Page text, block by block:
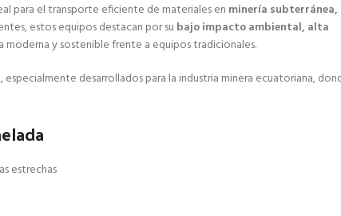
para el transporte eficiente de materiales en minería subterránea,
estos equipos destacan por su bajo impacto ambiental, alta
y sostenible frente a equipos tradicionales.
, especialmente desarrollados para la industria minera ecuatoriana,
estrechas